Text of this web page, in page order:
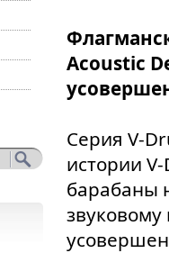
Acoustic
Серия V-
истории
барабаны